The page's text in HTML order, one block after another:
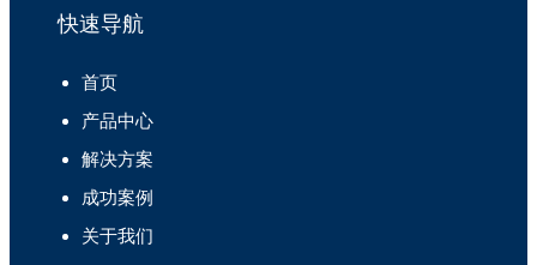
快速导航
首页
产品中心
解决方案
成功案例
关于我们